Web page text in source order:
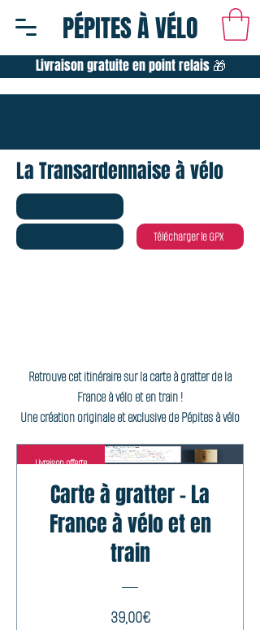
PÉPITES À VÉLO
Livraison gratuite en point relais 🎁
La Transardennaise à vélo
Télécharger le GPX
Retrouve cet itinéraire sur la carte à gratter de la
France à vélo et en train !
Une création originale et exclusive de Pépites à vélo
Livraison offerte
Carte à gratter - La
France à vélo et en
train
39,00€Prix